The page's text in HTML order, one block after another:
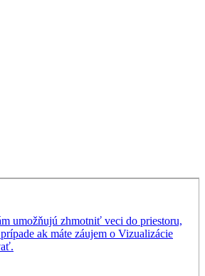
umožňujú zhmotniť veci do priestoru,
ak máte záujem o Vizualizácie